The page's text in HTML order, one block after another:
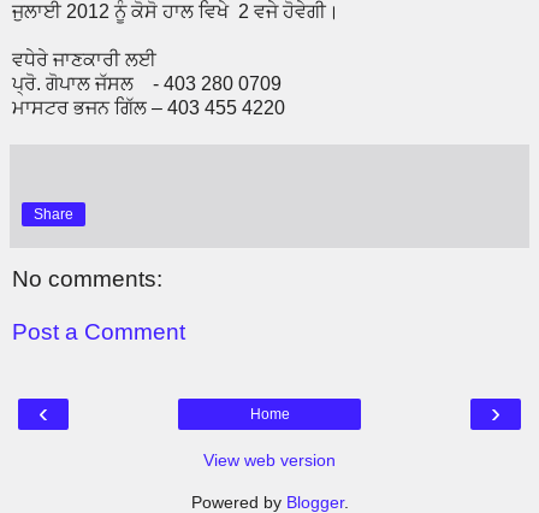
ਜੁਲਾਈ 2012 ਨੂੰ ਕੋਸੋ ਹਾਲ ਵਿਖੇ 2 ਵਜੇ ਹੋਵੇਗੀ।
ਵਧੇਰੇ ਜਾਣਕਾਰੀ ਲਈ
ਪ੍ਰੋ. ਗੋਪਾਲ ਜੱਸਲ - 403 280 0709
ਮਾਸਟਰ ਭਜਨ ਗਿੱਲ – 403 455 4220
Share
No comments:
Post a Comment
‹ ›
Home
View web version
Powered by Blogger.